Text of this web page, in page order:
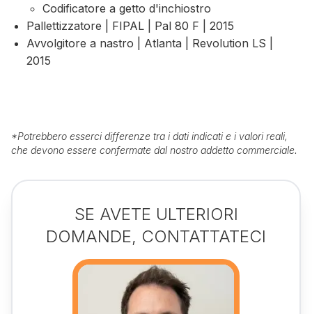
Codificatore a getto d'inchiostro
Pallettizzatore | FIPAL | Pal 80 F | 2015
Avvolgitore a nastro | Atlanta | Revolution LS |
2015
*Potrebbero esserci differenze tra i dati indicati e i valori reali,
che devono essere confermate dal nostro addetto commerciale.
SE AVETE ULTERIORI
DOMANDE, CONTATTATECI